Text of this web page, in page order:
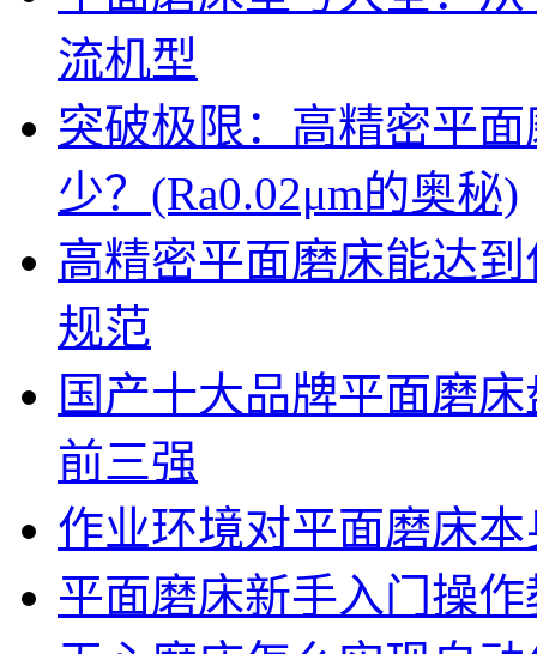
流机型
突破极限：高精密平
少？(Ra0.02μm的奥秘)
高精密平面磨床能达
规范
国产十大品牌平面磨
前三强
作业环境对平面磨床
平面磨床新手入门操作